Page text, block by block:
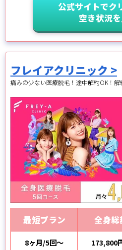
公式サイトでク
空き状況
フレイアクリニック >
痛みの少ない医療脱毛！途中解約OK！解
最短プラン 全身総
8ヶ月/5回～ 173,800